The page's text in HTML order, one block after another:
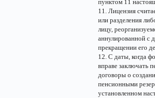
пунктом 11
11. Лицензия
или разделения
лицу,
аннулированной с
прекращении его
12. С даты, когда
вправе заключать
договоры о
пенсионными
установленном